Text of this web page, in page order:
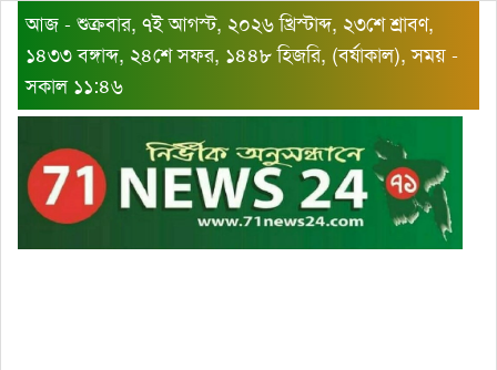
আজ - শুক্রবার, ৭ই আগস্ট, ২০২৬ খ্রিস্টাব্দ, ২৩শে শ্রাবণ,
১৪৩৩ বঙ্গাব্দ, ২৪শে সফর, ১৪৪৮ হিজরি, (বর্ষাকাল), সময় -
সকাল ১১:৪৬